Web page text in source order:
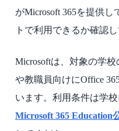
がMicrosoft 365を提供
トで利用できるか確認
Microsoftは、対象の学
や教職員向けにOffice
います。利用条件は学
Microsoft 365 Education